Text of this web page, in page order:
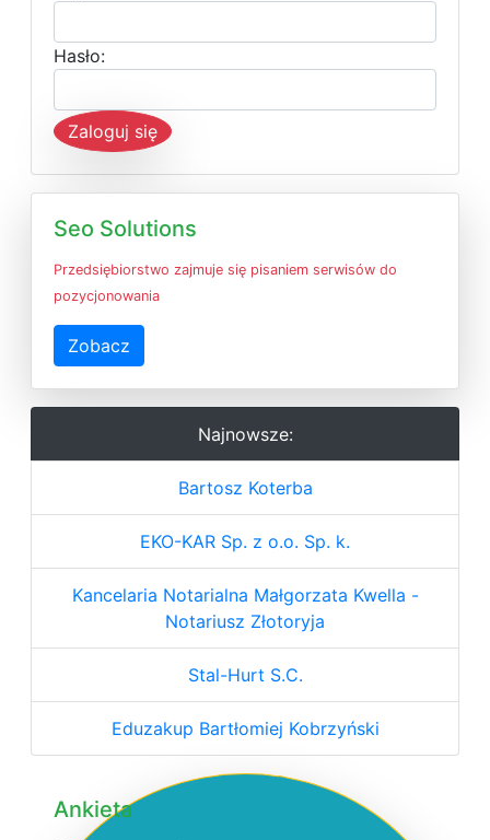
Hasło:
Zaloguj się
Seo Solutions
Przedsiębiorstwo zajmuje się pisaniem serwisów do
pozycjonowania
Zobacz
Najnowsze:
Bartosz Koterba
EKO-KAR Sp. z o.o. Sp. k.
Kancelaria Notarialna Małgorzata Kwella -
Notariusz Złotoryja
Stal-Hurt S.C.
Eduzakup Bartłomiej Kobrzyński
Ankieta